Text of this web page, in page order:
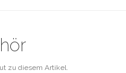
zu diesem Artikel.